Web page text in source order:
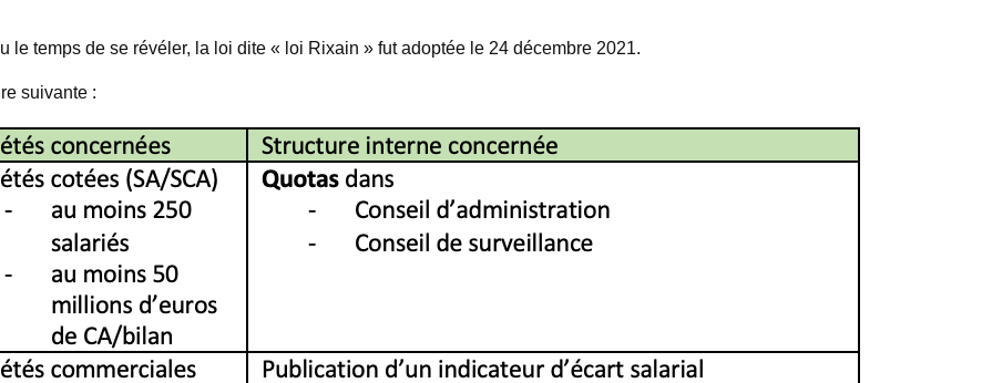
le temps de se révéler, la loi dite « loi Rixain » fut adoptée le 24 décembre 2021.
suivante :